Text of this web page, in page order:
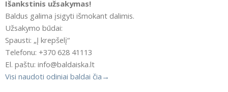
Išankstinis užsakymas!
Baldus galima įsigyti išmokant dalimis.
Užsakymo būdai:
Spausti: „Į krepšelį“
Telefonu: +370 628 41113
El. paštu: info@baldaiska.lt
Visi naudoti odiniai baldai čia→